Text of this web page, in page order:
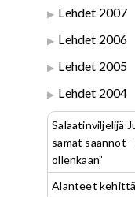
Lehdet 2007
Lehdet 2006
Lehdet 2005
Lehdet 2004
Salaatinviljelijä
samat säännöt
ollenkaan”
Alanteet